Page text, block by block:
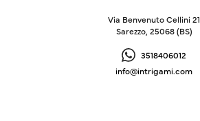
Via Benvenuto Cellini 21
Sarezzo, 25068 (BS)
3518406012
info@intrigami.com